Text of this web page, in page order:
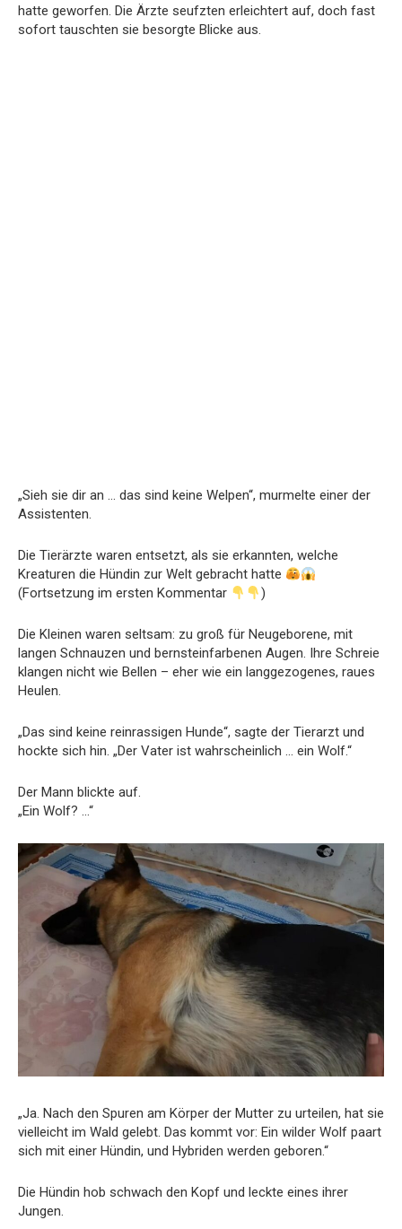
hatte geworfen. Die Ärzte seufzten erleichtert auf, doch fast
sofort tauschten sie besorgte Blicke aus.
„Sieh sie dir an … das sind keine Welpen“, murmelte einer der
Assistenten.
Die Tierärzte waren entsetzt, als sie erkannten, welche
Kreaturen die Hündin zur Welt gebracht hatte
(Fortsetzung im ersten Kommentar
)
Die Kleinen waren seltsam: zu groß für Neugeborene, mit
langen Schnauzen und bernsteinfarbenen Augen. Ihre Schreie
klangen nicht wie Bellen – eher wie ein langgezogenes, raues
Heulen.
„Das sind keine reinrassigen Hunde“, sagte der Tierarzt und
hockte sich hin. „Der Vater ist wahrscheinlich … ein Wolf.“
Der Mann blickte auf.
„Ein Wolf? …“
„Ja. Nach den Spuren am Körper der Mutter zu urteilen, hat sie
vielleicht im Wald gelebt. Das kommt vor: Ein wilder Wolf paart
sich mit einer Hündin, und Hybriden werden geboren.“
Die Hündin hob schwach den Kopf und leckte eines ihrer
Jungen.